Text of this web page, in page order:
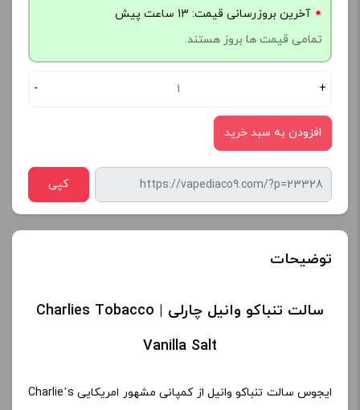
آخرین بروزرسانی قیمت: 13 ساعت پیش
تمامی قیمت ها بروز هستند.
- +
افزودن به سبد خرید
کپی
توضیحات
سالت تنباکو وانیل چارلی | Charlies Tobacco
Vanilla Salt
ایجوس سالت تنباکو وانیل از کمپانی مشهور امریکایی Charlie’s